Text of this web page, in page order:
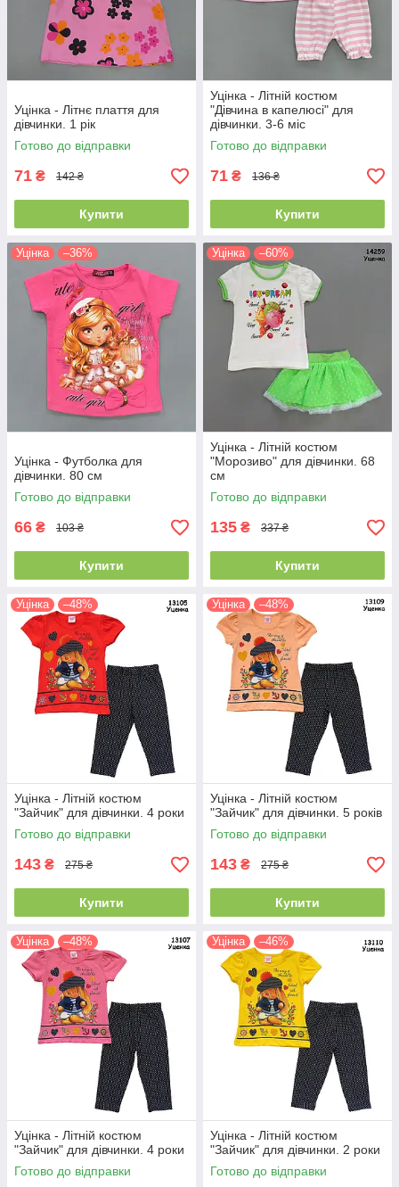
Уцінка - Літнє плаття для
дівчинки. 1 рік
Готово до відправки
71 ₴ 142 ₴
Купити
Уцінка - Літній костюм
"Дівчина в капелюсі" для
дівчинки. 3-6 міс
Готово до відправки
71 ₴ 136 ₴
Купити
Уцінка –36%
Уцінка - Футболка для
дівчинки. 80 см
Готово до відправки
66 ₴ 103 ₴
Купити
Уцінка –60%
Уцінка - Літній костюм
"Морозиво" для дівчинки. 68
см
Готово до відправки
135 ₴ 337 ₴
Купити
Уцінка –48%
Уцінка - Літній костюм
"Зайчик" для дівчинки. 4 роки
Готово до відправки
143 ₴ 275 ₴
Купити
Уцінка –48%
Уцінка - Літній костюм
"Зайчик" для дівчинки. 5 років
Готово до відправки
143 ₴ 275 ₴
Купити
Уцінка –48%
Уцінка - Літній костюм
"Зайчик" для дівчинки. 4 роки
Готово до відправки
Уцінка –46%
Уцінка - Літній костюм
"Зайчик" для дівчинки. 2 роки
Готово до відправки